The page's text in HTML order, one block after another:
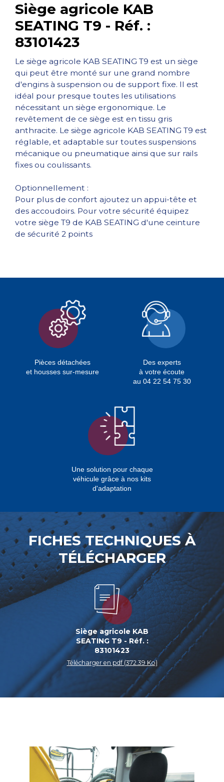
Siège agricole KAB
SEATING T9 - Réf. :
83101423
Le siège agricole KAB SEATING T9 est un siège
qui peut être monté sur une grand nombre
d'engins à suspension ou de support fixe. Il est
idéal pour presque toutes les utilisations
nécessitant un siège ergonomique. Le
revêtement de ce siège est en tissu gris
anthracite. Le siège agricole KAB SEATING T9 est
réglable, et adaptable sur toutes suspensions
mécanique ou pneumatique ainsi que sur rails
fixes ou coulissants.
Optionnellement :
Pour plus de confort ajoutez un appui-tête et
des accoudoirs. Pour votre sécurité équipez
votre siège T9 de KAB SEATING d'une ceinture
de sécurité 2 points
Pièces détachées
et housses sur-mesure
Des experts
à votre écoute
au 04 22 54 75 30
Une solution pour chaque
véhicule grâce à nos kits
d'adaptation
FICHES TECHNIQUES À
TÉLÉCHARGER
Siège agricole KAB
SEATING T9 - Réf. :
83101423
Télécharger en pdf (372.39 Ko)